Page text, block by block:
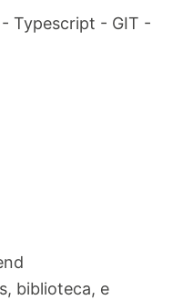
Typescript - GIT -
biblioteca, e